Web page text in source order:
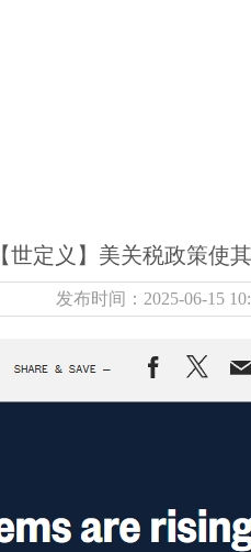
【世定义】美关税政策使
发布时间：2025-06-15